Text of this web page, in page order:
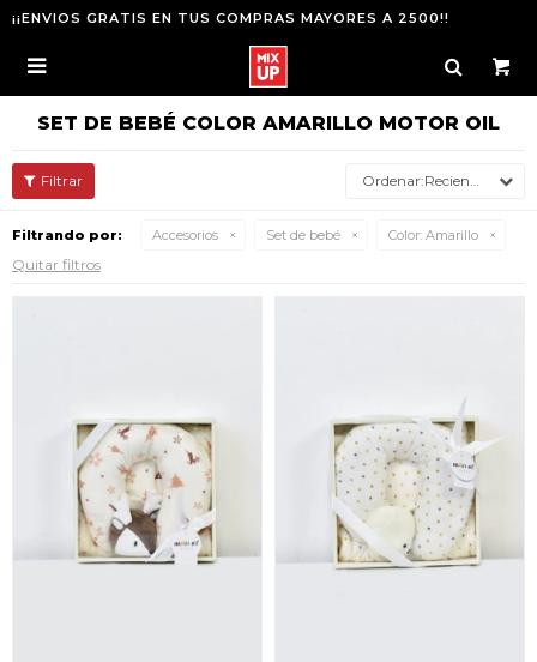
¡¡ENVIOS GRATIS EN TUS COMPRAS MAYORES A 2500!!

SET DE BEBÉ COLOR AMARILLO MOTOR OIL
Recientes
Filtrando por: Accesorios Set de bebé Color: Amarillo
Quitar filtros